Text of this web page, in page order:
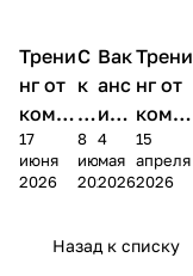
Трени
нг от
комп
ании
Мело
17
июня
2026
С
к
и
д
к
2
8
июня
2026
Вак
анс
ия в
Чеб
окс
4
мая
2026
Трени
нг от
комп
ании
Мело
15
апреля
2026
Назад к списку